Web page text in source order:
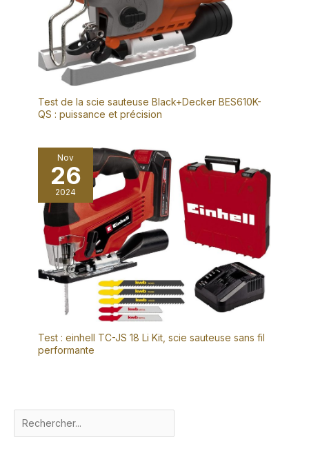
Test de la scie sauteuse Black+Decker BES610K-
QS : puissance et précision
Nov
26
2024
Test : einhell TC-JS 18 Li Kit, scie sauteuse sans fil
performante